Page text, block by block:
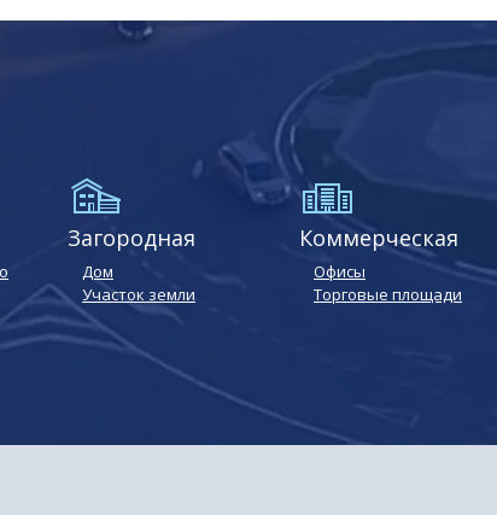
Загородная
Дом
Участок земли
Коммерческая
Офисы
Торговые площади